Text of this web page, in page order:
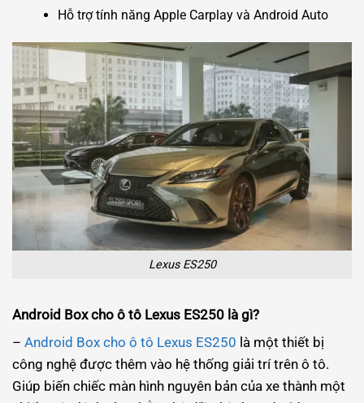
Hỗ trợ tính năng Apple Carplay và Android Auto
Lexus ES250
Android Box cho ô tô Lexus ES250 là gì?
– Android Box cho ô tô Lexus ES250 là một thiết bị
công nghệ được thêm vào hệ thống giải trí trên ô tô.
Giúp biến chiếc màn hình nguyên bản của xe thành một